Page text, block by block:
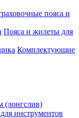
пояса и
Пояса и жилеты для
Комплектующие
(лонгслив)
инструментов